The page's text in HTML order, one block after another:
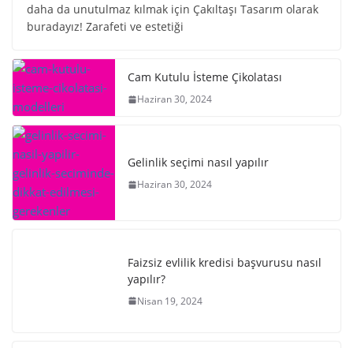
daha da unutulmaz kılmak için Çakıltaşı Tasarım olarak
buradayız! Zarafeti ve estetiği
Cam Kutulu İsteme Çikolatası
Haziran 30, 2024
Gelinlik seçimi nasıl yapılır
Haziran 30, 2024
Faizsiz evlilik kredisi başvurusu nasıl
yapılır?
Nisan 19, 2024